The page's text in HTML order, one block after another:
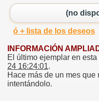
(no
ó + lista de los deseos
INFORMACIÓN
El último ejemplar en
24 16:24:01.
Hace más de un mes
intentándolo.